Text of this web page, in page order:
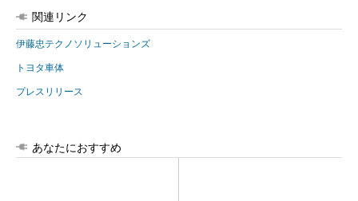
関連リンク
伊藤忠テクノソリューションズ
トヨタ車体
プレスリリース
あなたにおすすめ